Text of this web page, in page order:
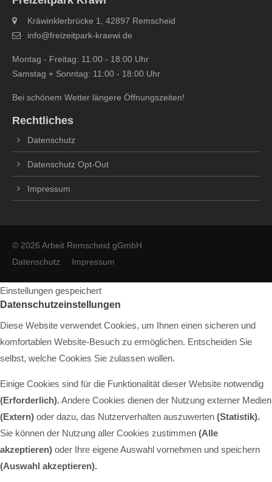
Kräwinklerbrücke 1, 42897 Remscheid
info@freizeitpark‐kraewi.de
Montag - Freitag: 11:00 - 18:00 Uhr
Samstag + Sonntag: 11:00 - 18:00 Uhr
Bei schönem Wetter längere Öffnungszeiten!
Rechtliches
Datenschutz
Datenschutz Opt-Out
Impressum
© 2026 Arbeit Remscheid gGmbH
Datenschutz
Impressum
Einstellungen gespeichert
Datenschutzeinstellungen
Diese Website verwendet Cookies, um Ihnen einen sicheren und
komfortablen Website-Besuch zu ermöglichen. Entscheiden Sie
selbst, welche Cookies Sie zulassen wollen.
Einige Cookies sind für die Funktionalität dieser Website notwendig
(Erforderlich).Andere Cookies dienen der Nutzung externer Medien
(Extern) oder dazu, das Nutzerverhalten auszuwerten (Statistik).
Sie können der Nutzung aller Cookies zustimmen (Alle
akzeptieren) oder Ihre eigene Auswahl vornehmen und speichern
(Auswahl akzeptieren).